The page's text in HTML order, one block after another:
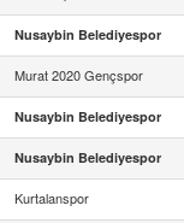
Nusaybin Belediyespor
Murat 2020 Gençspor
Nusaybin Belediyespor
Nusaybin Belediyespor
Kurtalanspor